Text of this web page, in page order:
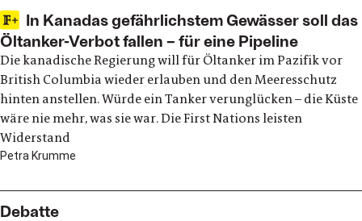
In Kanadas gefährlichstem Gewässer soll das
Öltanker-Verbot fallen – für eine Pipeline
Die kanadische Regierung will für Öltanker im Pazifik vor
British Columbia wieder erlauben und den Meeresschutz
hinten anstellen. Würde ein Tanker verunglücken – die Küste
wäre nie mehr, was sie war. Die First Nations leisten
Widerstand
Petra Krumme
Debatte